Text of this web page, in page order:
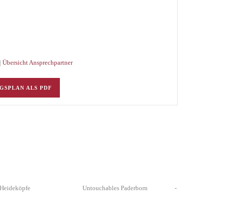
| Übersicht Ansprechpartner
ALS PDF
Untouchables Paderborn -